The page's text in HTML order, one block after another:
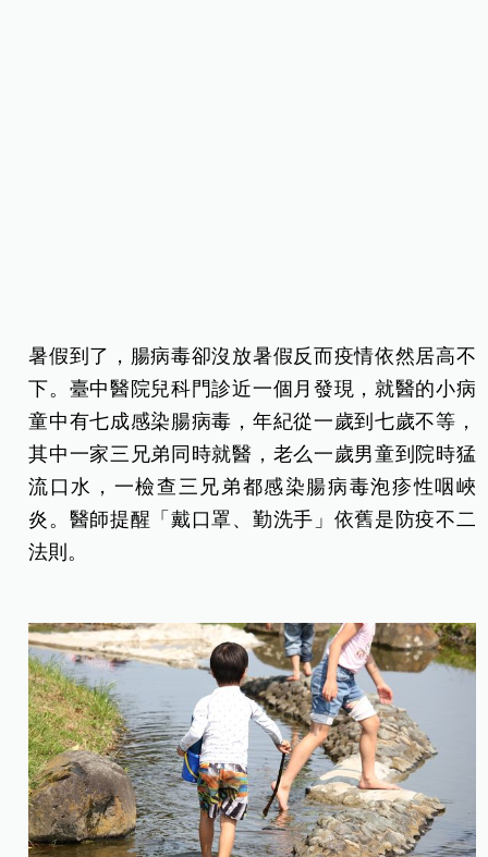
暑假到了，腸病毒卻沒放暑假反而疫情依然居高不
下。臺中醫院兒科門診近一個月發現，就醫的小病
童中有七成感染腸病毒，年紀從一歲到七歲不等，
其中一家三兄弟同時就醫，老么一歲男童到院時猛
流口水，一檢查三兄弟都感染腸病毒泡疹性咽峽
炎。醫師提醒「戴口罩、勤洗手」依舊是防疫不二
法則。